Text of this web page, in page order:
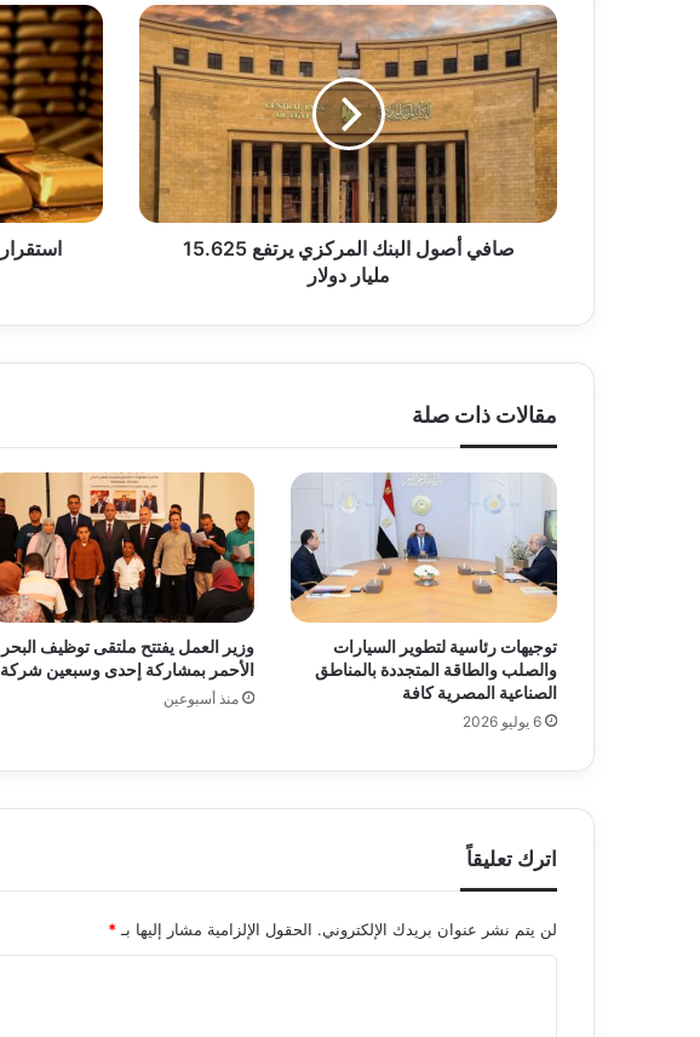
صافي
أصول
البنك
المركزي
يرتفع
15.625
مليار
دولار
صافي أصول البنك المركزي يرتفع 15.625
مليار دولار
استقرار
أسعار
الذهب
في
مصر
عند
8,346
جنيه
اليوم
مقالات ذات صلة
توجيهات رئاسية لتطوير السيارات
والصلب والطاقة المتجددة بالمناطق
الصناعية المصرية كافة
6 يوليو 2026
وزير العمل يفتتح ملتقى توظيف البحر
الأحمر بمشاركة إحدى وسبعين شركة
منذ أسبوعين
اترك تعليقاً
لن يتم نشر عنوان بريدك الإلكتروني. الحقول الإلزامية مشار إليها بـ *